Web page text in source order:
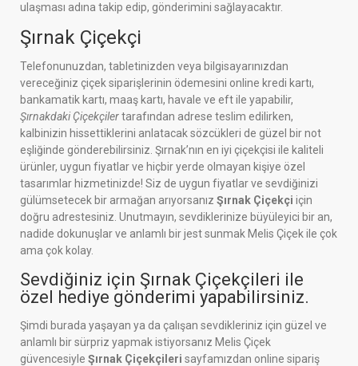
ulaşması adına takip edip, gönderimini sağlayacaktır.
Şırnak Çiçekçi
Telefonunuzdan, tabletinizden veya bilgisayarınızdan
vereceğiniz çiçek siparişlerinin ödemesini online kredi kartı,
bankamatik kartı, maaş kartı, havale ve eft ile yapabilir,
Şırnakdaki Çiçekçilertarafından adrese teslim edilirken,
kalbinizin hissettiklerini anlatacak sözcükleri de güzel bir not
eşliğinde gönderebilirsiniz. Şırnak’nın en iyi çiçekçisi ile kaliteli
ürünler, uygun fiyatlar ve hiçbir yerde olmayan kişiye özel
tasarımlar hizmetinizde! Siz de uygun fiyatlar ve sevdiğinizi
gülümsetecek bir armağan arıyorsanız Şırnak Çiçekçi için
doğru adrestesiniz. Unutmayın, sevdiklerinize büyüleyici bir an,
nadide dokunuşlar ve anlamlı bir jest sunmak Melis Çiçek ile çok
ama çok kolay.
Sevdiğiniz için Şırnak Çiçekçileri ile
özel hediye gönderimi yapabilirsiniz.
Şimdi burada yaşayan ya da çalışan sevdikleriniz için güzel ve
anlamlı bir sürpriz yapmak istiyorsanız Melis Çiçek
güvencesiyle Şırnak Çiçekçileri sayfamızdan online sipariş